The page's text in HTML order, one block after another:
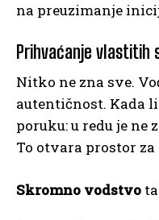
na preuzimanje
Prihvaćanje vlastitih
Nitko ne zna sve.
autentičnost. Kada
poruku: u redu je ne
To otvara prostor za
Skromno vodstvo